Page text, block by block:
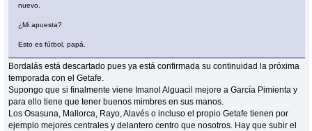
nuevo.
¿Mi apuesta?
Esto es fútbol, papá.
Bordalás está descartado pues ya está confirmada su continuidad la próxima
temporada con el Getafe.
Supongo que si finalmente viene Imanol Alguacil mejore a García Pimienta y
para ello tiene que tener buenos mimbres en sus manos.
Los Osasuna, Mallorca, Rayo, Alavés o incluso el propio Getafe tienen por
ejemplo mejores centrales y delantero centro que nosotros. Hay que subir el